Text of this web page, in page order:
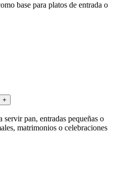
base para platos de entrada o
servir pan, entradas pequeñas o
matrimonios o celebraciones